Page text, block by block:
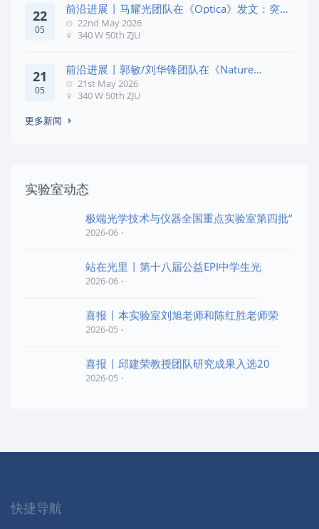
22
05
前沿进展 | 马耀光团队在《Optica》发文：突破
几何相位
22nd May 2026
340 W 50th ZJU
21
05
前沿进展 | 郭敏/刘华锋团队在《Nature
Commun
21st May 2026
340 W 50th ZJU
更多新闻
实验室动态
极端光学技术与仪器全国重点实验室第四批“
2026-06
站在光里 | 第十八届公益EPI中学生光
2026-06
喜报 | 本实验室刘旭老师和陈红胜老师荣
2026-05
喜报 | 邱建荣教授团队研究成果入选20
2026-05
快捷导航